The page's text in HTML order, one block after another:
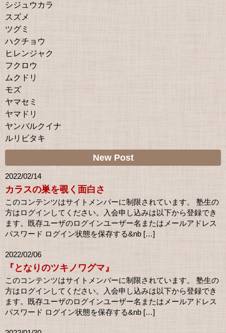
シジュウカラ
スズメ
ツグミ
ハクチョウ
ヒレンジャク
フクロウ
ムクドリ
モズ
ヤマセミ
ヤマドリ
ヤンバルクイナ
ルリビタキ
New Post
2022/02/14
カラスの巣を覗く面白さ
このコンテンツはサイトメンバーに制限されています。 塾生の
方はログインしてください。入会申し込みは以下から登録でき
ます。既存ユーザのログインユーザー名またはメールアドレス
パスワード ログイン状態を保存する&nb […]
2022/02/06
『となりのツキノワグマ』
このコンテンツはサイトメンバーに制限されています。 塾生の
方はログインしてください。入会申し込みは以下から登録でき
ます。既存ユーザのログインユーザー名またはメールアドレス
パスワード ログイン状態を保存する&nb […]